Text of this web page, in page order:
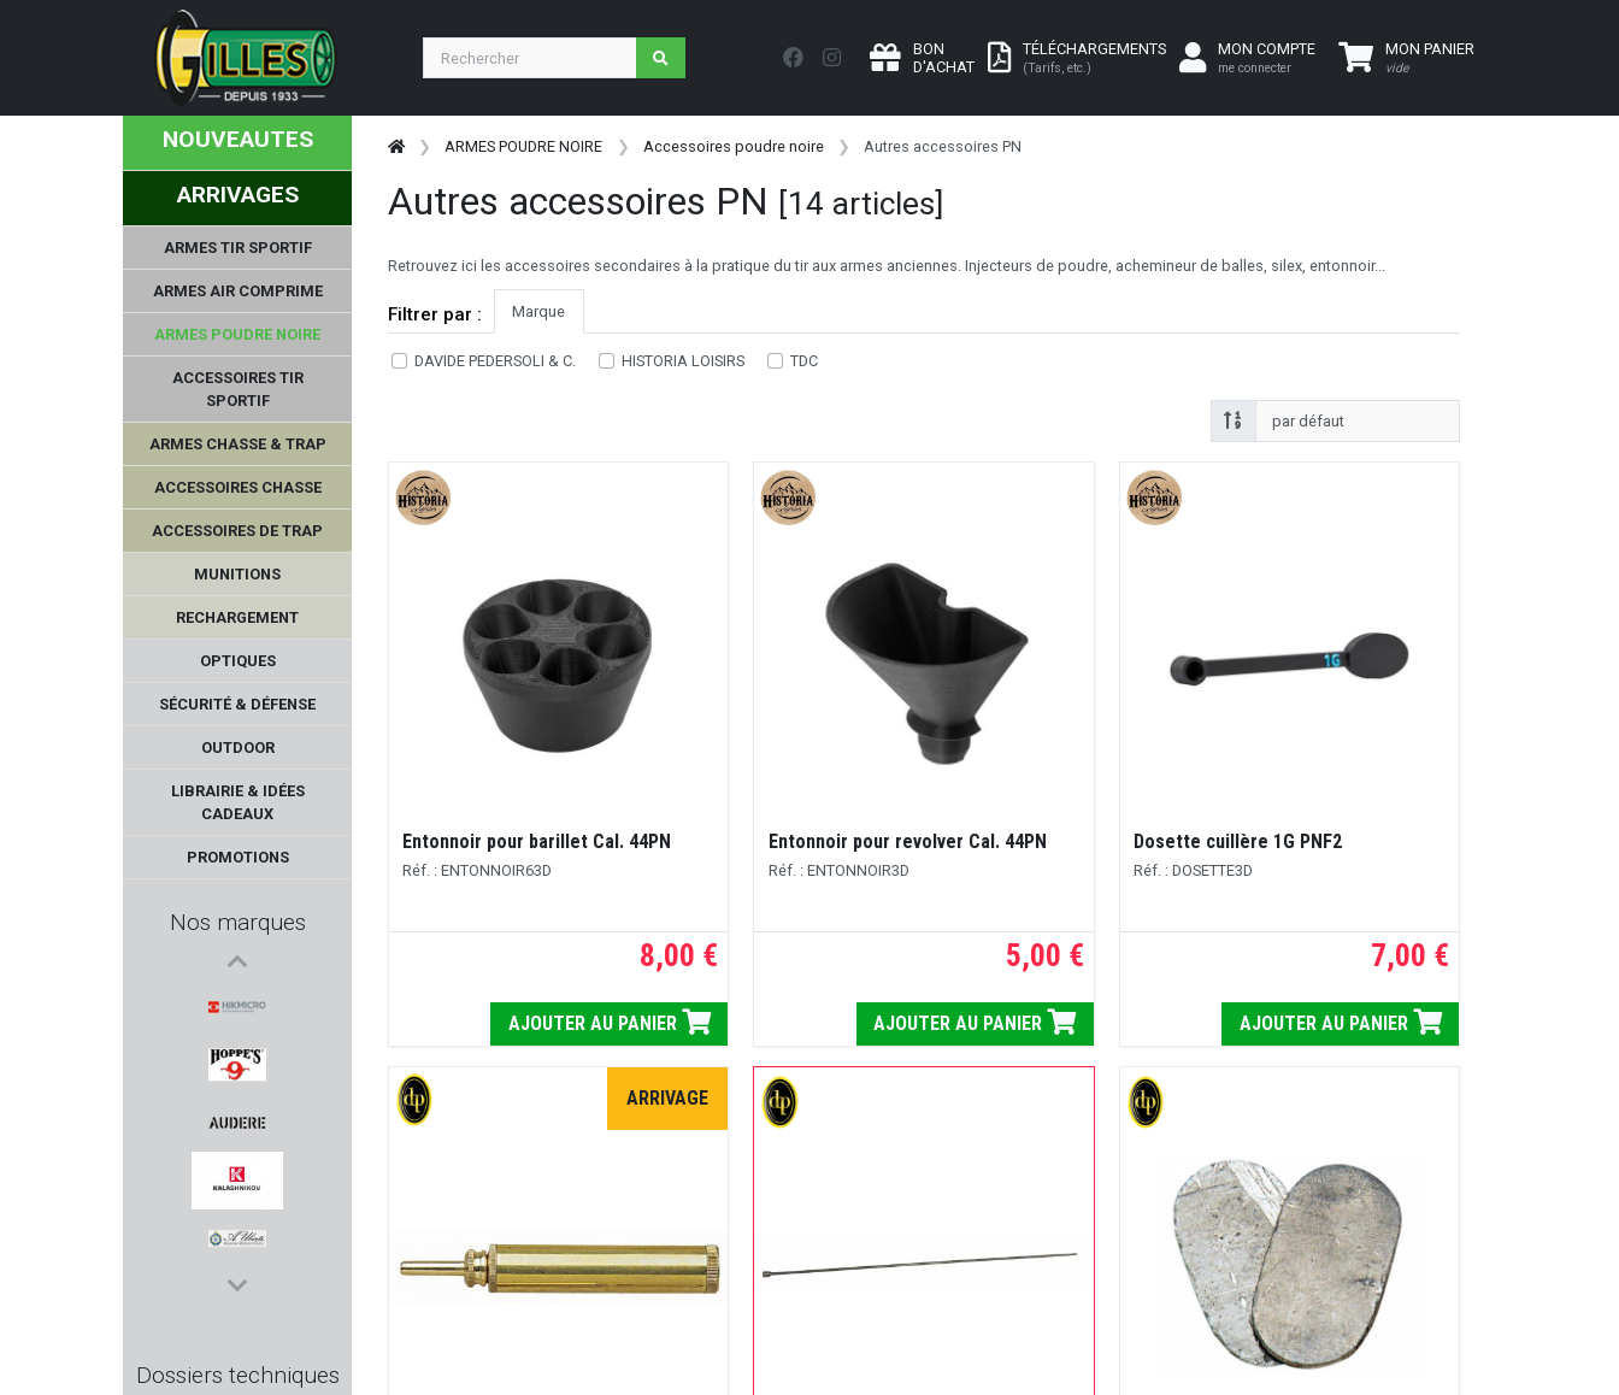
BON
D'ACHAT
TÉLÉCHARGEMENTS
(Tarifs, etc.)
MON COMPTE
me connecter
MON PANIER
vide
NOUVEAUTES
ARRIVAGES
ARMES TIR SPORTIF
ARMES AIR COMPRIME
ARMES POUDRE NOIRE
ACCESSOIRES TIR
SPORTIF
ARMES CHASSE & TRAP
ACCESSOIRES CHASSE
ACCESSOIRES DE TRAP
MUNITIONS
RECHARGEMENT
OPTIQUES
SÉCURITÉ & DÉFENSE
OUTDOOR
LIBRAIRIE & IDÉES
CADEAUX
PROMOTIONS
Nos marques
GASTROCK
HIKMICRO
HOPPES
AUDERE
Kalashnikov
UBERTI
Dossiers techniques
ARMES POUDRE NOIRE Accessoires poudre noire Autres accessoires PN
Autres accessoires PN [14 articles]
Retrouvez ici les accessoires secondaires à la pratique du tir aux armes anciennes. Injecteurs de poudre, achemineur de balles, silex, entonnoir...
Filtrer par : Marque
DAVIDE PEDERSOLI & C. HISTORIA LOISIRS TDC
Entonnoir pour barillet Cal. 44PN
Réf. : ENTONNOIR63D
8,00 €
AJOUTER AU PANIER
Entonnoir pour revolver Cal. 44PN
Réf. : ENTONNOIR3D
5,00 €
AJOUTER AU PANIER
Dosette cuillère 1G PNF2
Réf. : DOSETTE3D
7,00 €
AJOUTER AU PANIER
ARRIVAGE